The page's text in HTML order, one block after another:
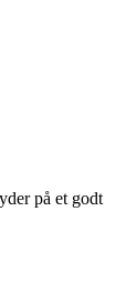
på et godt